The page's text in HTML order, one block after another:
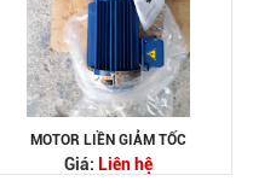
MOTOR LIỀN GIẢM TỐC
Giá: Liên hệ